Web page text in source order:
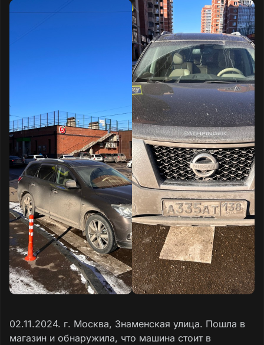
02.11.2024. г. Москва, Знаменская улица. Пошла в
магазин и обнаружила, что машина стоит в